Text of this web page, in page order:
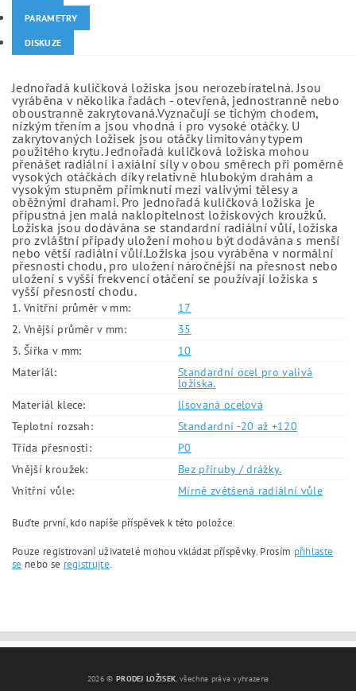
PARAMETRY
DISKUZE
Jednořadá kuličková ložiska jsou nerozebíratelná. Jsou
vyráběna v několika řadách - otevřená, jednostranně nebo
oboustranně zakrytovaná.Vyznačují se tichým chodem,
nízkým třením a jsou vhodná i pro vysoké otáčky. U
zakrytovaných ložisek jsou otáčky limitovány typem
použitého krytu. Jednořadá kuličková ložiska mohou
přenášet radiální i axiální síly v obou směrech při poměrně
vysokých otáčkách díky relativně hlubokým drahám a
vysokým stupněm přimknutí mezi valivými tělesy a
oběžnými drahami. Pro jednořadá kuličková ložiska je
přípustná jen malá naklopitelnost ložiskových kroužků.
Ložiska jsou dodávána se standardní radiální vůlí, ložiska
pro zvláštní případy uložení mohou být dodávána s menší
nebo větší radiální vůlí.Ložiska jsou vyráběna v normální
přesnosti chodu, pro uložení náročnější na přesnost nebo
uložení s vyšší frekvencí otáčení se používají ložiska s
vyšší přesností chodu.
1. Vnitřní průměr v mm:
17
2. Vnější průměr v mm:
35
3. Šířka v mm:
10
Materiál:
Standardní ocel pro valivá
ložiska.
Materiál klece:
lisovaná ocelová
Teplotní rozsah:
Standardní -20 až +120
Třída přesnosti:
P0
Vnější kroužek:
Bez příruby / drážky.
Vnitřní vůle:
Mírně zvětšená radiální vůle
Buďte první, kdo napíše příspěvek k této položce.
Pouze registrovaní uživatelé mohou vkládat příspěvky. Prosím přihlaste
se nebo se registrujte.
2026 © PRODEJ LOŽISEK, všechna práva vyhrazena